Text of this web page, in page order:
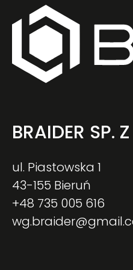
BRAIDER SP.
ul. Piastowska 1
43-155 Bieruń
+48 735 005 616